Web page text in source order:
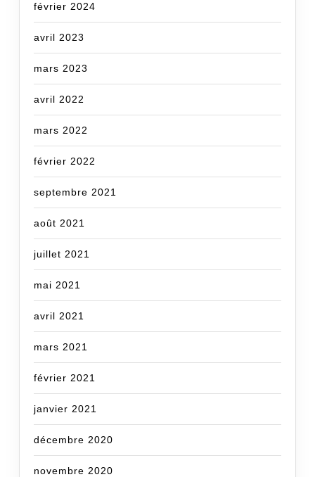
février 2024
avril 2023
mars 2023
avril 2022
mars 2022
février 2022
septembre 2021
août 2021
juillet 2021
mai 2021
avril 2021
mars 2021
février 2021
janvier 2021
décembre 2020
novembre 2020